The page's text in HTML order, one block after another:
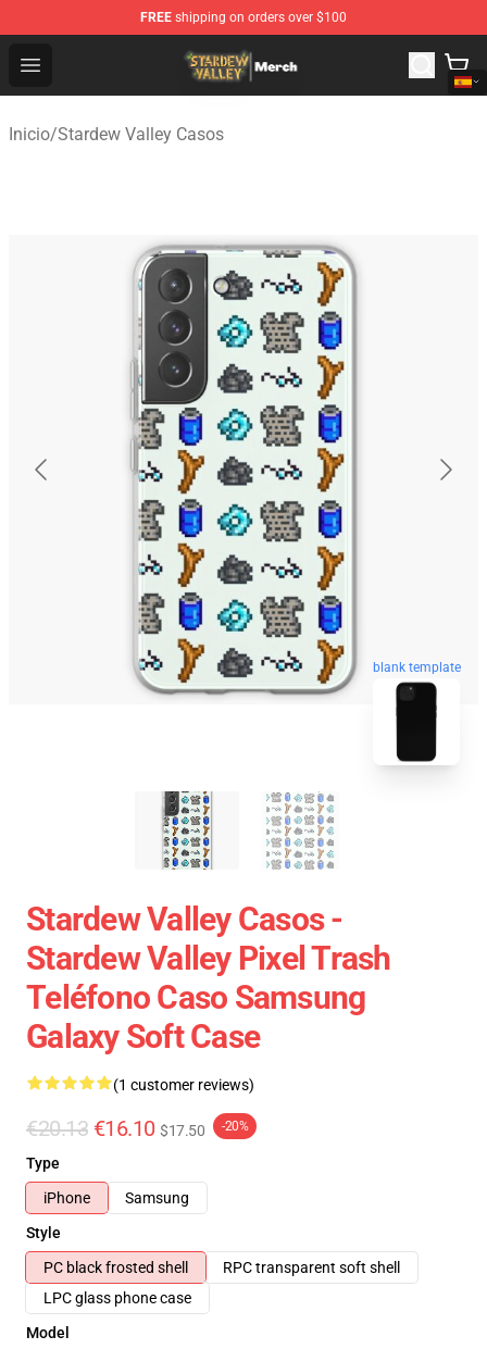
FREE shipping on orders over $100
Open menu
Stardew Valley Store - Official Stardew Valley
Inicio/Stardew Valley Casos
blank template
Stardew Valley Casos -
Stardew Valley Pixel Trash
Teléfono Caso Samsung
Galaxy Soft Case
(1 customer reviews)
€20.13 €16.10 $17.50 -20%
Type
iPhone
Samsung
Style
PC black frosted shell
RPC transparent soft shell
LPC glass phone case
Model